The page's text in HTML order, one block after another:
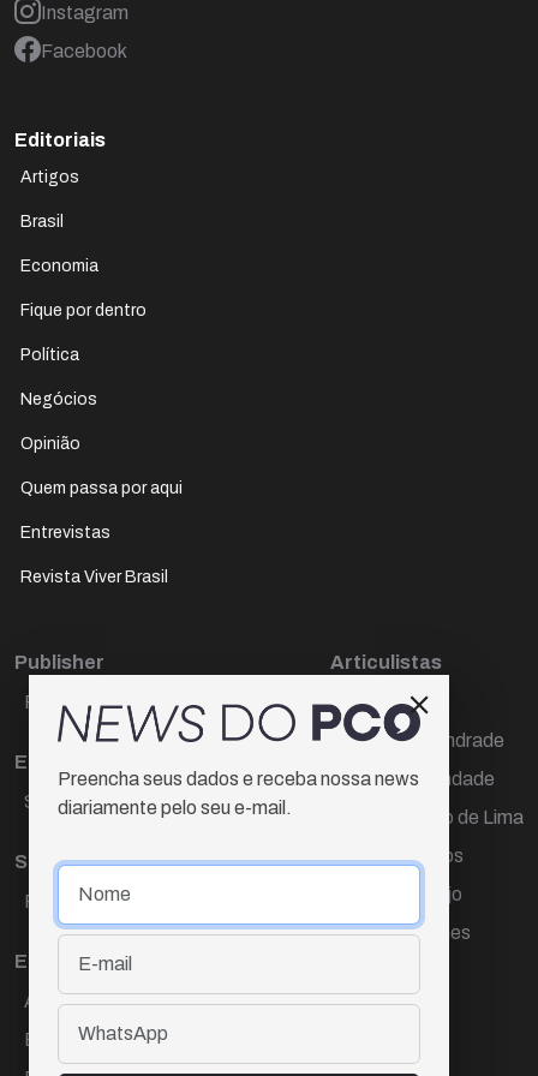
Instagram
Facebook
Editoriais
Artigos
Brasil
Economia
Fique por dentro
Política
Negócios
Opinião
Quem passa por aqui
Entrevistas
Revista Viver Brasil
Publisher
Paulo Cesar de Oliveira
Editora Chefe
Sueli Cotta
Sub-editora
Raquel Ayres
Equipe
Ana Lúcia Cortez
Eliane Hardy
Articulistas
Décio Freire
Dr Marcos Andrade
Hamilton Trindade
Igor Carvalho de Lima
Mario Campos
Renata Araújo
Wagner Gomes
Preencha seus dados e receba nossa news
diariamente pelo seu e-mail.